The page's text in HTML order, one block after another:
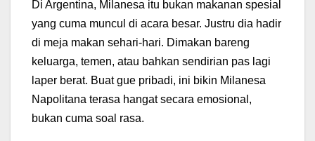
Di Argentina, Milanesa itu bukan makanan spesial
yang cuma muncul di acara besar. Justru dia hadir
di meja makan sehari-hari. Dimakan bareng
keluarga, temen, atau bahkan sendirian pas lagi
laper berat. Buat gue pribadi, ini bikin Milanesa
Napolitana terasa hangat secara emosional,
bukan cuma soal rasa.